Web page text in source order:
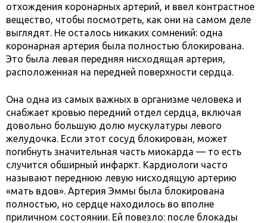
отхождения коронарных артерий, и ввел контрастное
вещество, чтобы посмотреть, как они на самом деле
выглядят. Не осталось никаких сомнений: одна
коронарная артерия была полностью блокирована.
Это была левая передняя нисходящая артерия,
расположенная на передней поверхности сердца.
Она одна из самых важных в организме человека и
снабжает кровью передний отдел сердца, включая
довольно большую долю мускулатуры левого
желудочка. Если этот сосуд блокирован, может
погибнуть значительная часть миокарда — то есть
случится обширный инфаркт. Кардиологи часто
называют переднюю левую нисходящую артерию
«мать вдов». Артерия Эммы была блокирована
полностью, но сердце находилось во вполне
приличном состоянии. Ей повезло: после блокады